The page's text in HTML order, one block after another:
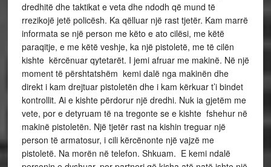
dredhitë dhe taktikat e veta dhe ndodh që mund të
rrezikojë jetë policësh. Ka qëlluar një rast tjetër. Kam marrë
informata se një person me këto e ato cilësi, me këtë
paraqitje, e me këtë veshje, ka një pistoletë, me të cilën
kishte kërcënuar qytetarët. I jemi afruar me makinë. Në një
moment të përshtatshëm kemi dalë nga makinën dhe
direkt i kam drejtuar pistoletën dhe i kam kërkuar t’i bindet
kontrollit. Ai e kishte përdorur një dredhi. Nuk ia gjetëm me
vete, por e detyruam të na tregonte se e kishte fshehur në
makinë pistoletën. Një tjetër rast na kishin treguar një
person të armatosur, i cili kërcënonte një vajzë me
pistoletë. Na morën në telefon. Shkuam. E kemi ndalë